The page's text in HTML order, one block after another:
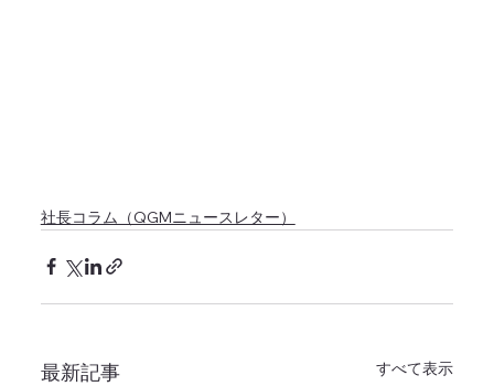
社長コラム（QGMニュースレター）
最新記事 すべて表示